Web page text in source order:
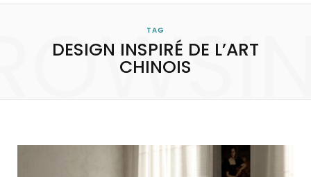
TAG
DESIGN INSPIRÉ DE L’ART
CHINOIS